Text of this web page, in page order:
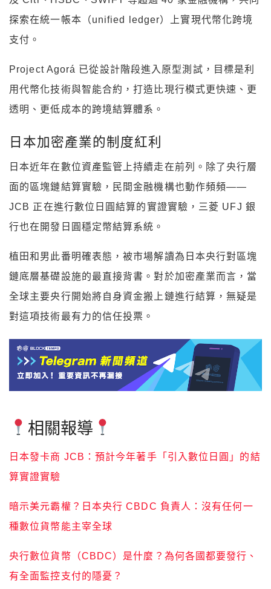
探索在統一帳本（unified ledger）上實現代幣化跨境
支付。
Project Agorá 已從設計階段進入原型測試，目標是利
用代幣化技術與智能合約，打造比現行模式更快速、更
透明、更低成本的跨境結算體系。
日本加密產業的制度紅利
日本近年在數位資產監管上持續走在前列。除了央行層
面的區塊鏈結算實驗，民間金融機構也動作頻頻——
JCB 正在進行數位日圓結算的實證實驗，三菱 UFJ 銀
行也在開發日圓穩定幣結算系統。
植田和男此番明確表態，被市場解讀為日本央行對區塊
鏈底層基礎設施的最直接背書。對於加密產業而言，當
全球主要央行開始將自身資金搬上鏈進行結算，無疑是
對這項技術最有力的信任投票。
相關報導
日本發卡商 JCB：預計今年著手「引入數位日圓」的結
算實證實驗
暗示美元霸權？日本央行 CBDC 負責人：沒有任何一
種數位貨幣能主宰全球
央行數位貨幣（CBDC）是什麼？為何各國都要發行、
有全面監控支付的隱憂？